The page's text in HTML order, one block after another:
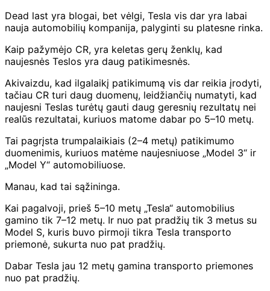
Dead last yra blogai, bet vėlgi, Tesla vis dar yra labai
nauja automobilių kompanija, palyginti su platesne rinka.
Kaip pažymėjo CR, yra keletas gerų ženklų, kad
naujesnės Teslos yra daug patikimesnės.
Akivaizdu, kad ilgalaikį patikimumą vis dar reikia įrodyti,
tačiau CR turi daug duomenų, leidžiančių numatyti, kad
naujesni Teslas turėtų gauti daug geresnių rezultatų nei
realūs rezultatai, kuriuos matome dabar po 5–10 metų.
Tai pagrįsta trumpalaikiais (2–4 metų) patikimumo
duomenimis, kuriuos matėme naujesniuose „Model 3“ ir
„Model Y“ automobiliuose.
Manau, kad tai sąžininga.
Kai pagalvoji, prieš 5–10 metų „Tesla“ automobilius
gamino tik 7–12 metų. Ir nuo pat pradžių tik 3 metus su
Model S, kuris buvo pirmoji tikra Tesla transporto
priemonė, sukurta nuo pat pradžių.
Dabar Tesla jau 12 metų gamina transporto priemones
nuo pat pradžių.